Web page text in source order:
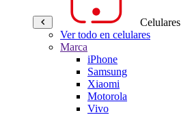
Celulares
Ver todo en celulares
Marca
iPhone
Samsung
Xiaomi
Motorola
Vivo